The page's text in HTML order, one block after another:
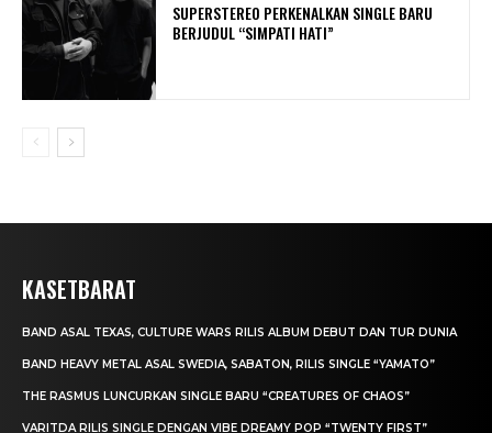
SUPERSTEREO PERKENALKAN SINGLE BARU
BERJUDUL “SIMPATI HATI”
KASETBARAT
BAND ASAL TEXAS, CULTURE WARS RILIS ALBUM DEBUT DAN TUR DUNIA
BAND HEAVY METAL ASAL SWEDIA, SABATON, RILIS SINGLE “YAMATO”
THE RASMUS LUNCURKAN SINGLE BARU “CREATURES OF CHAOS”
VARITDA RILIS SINGLE DENGAN VIBE DREAMY POP “TWENTY FIRST”